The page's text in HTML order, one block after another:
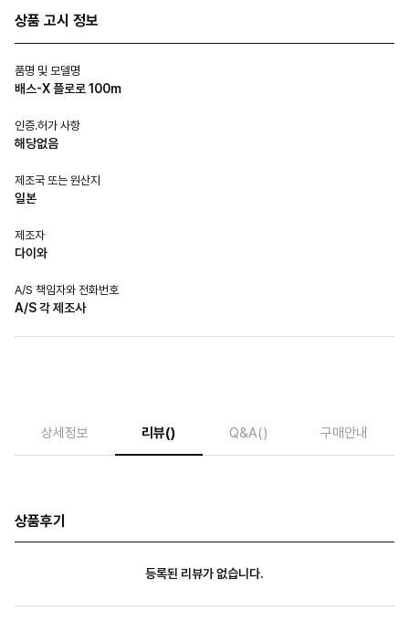
상품 고시 정보
품명 및 모델명
배스-X 플로로 100m
인증.허가 사항
해당없음
제조국 또는 원산지
일본
제조자
다이와
A/S 책임자와 전화번호
A/S 각 제조사
상세정보 리뷰() Q&A() 구매안내
상품후기
등록된 리뷰가 없습니다.